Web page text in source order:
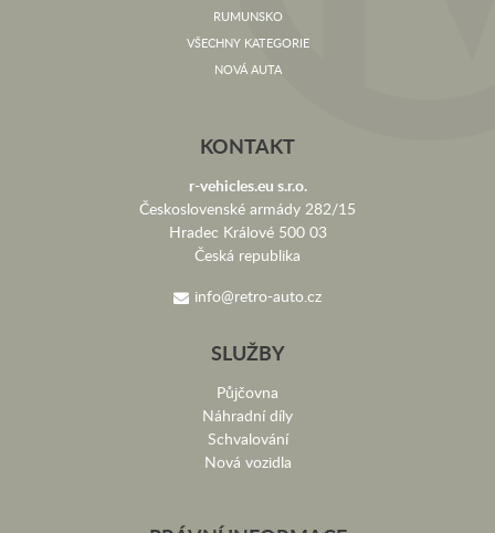
RUMUNSKO
VŠECHNY KATEGORIE
NOVÁ AUTA
KONTAKT
r-vehicles.eu s.r.o.
Československé armády 282/15
Hradec Králové 500 03
Česká republika
info@retro-auto.cz
SLUŽBY
Půjčovna
Náhradní díly
Schvalování
Nová vozidla